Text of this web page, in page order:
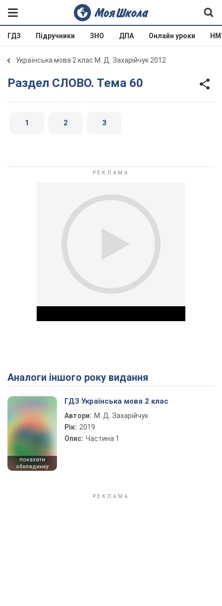
ГДЗ Підручники ЗНО ДПА Онлайн уроки
Українська мова 2 клас М. Д. Захарійчук 2012
Раздел СЛОВО. Тема 60
1 2 3
Play Video
Аналоги іншого року видання
показати
обкладинку
ГДЗ Українська мова 2 клас
Автори: М. Д. Захарійчук
Рік: 2019
Опис: Частина 1